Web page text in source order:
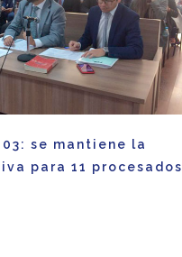
se mantiene la
para 11 procesados